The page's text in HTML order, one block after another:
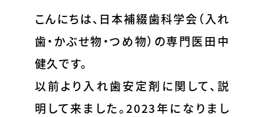
こんにちは、日本補綴歯科学会（入れ
歯・かぶせ物・つめ物）の専門医田中
健久です。
以前より入れ歯安定剤に関して、説
明して来ました。2023年になりまし